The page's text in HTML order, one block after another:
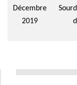
Décembre
2019